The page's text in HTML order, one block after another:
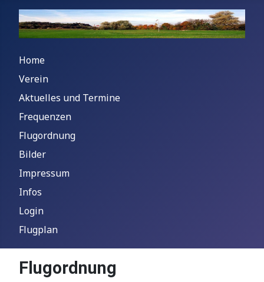
Home
Verein
Aktuelles und Termine
Frequenzen
Flugordnung
Bilder
Impressum
Infos
Login
Flugplan
Flugordnung